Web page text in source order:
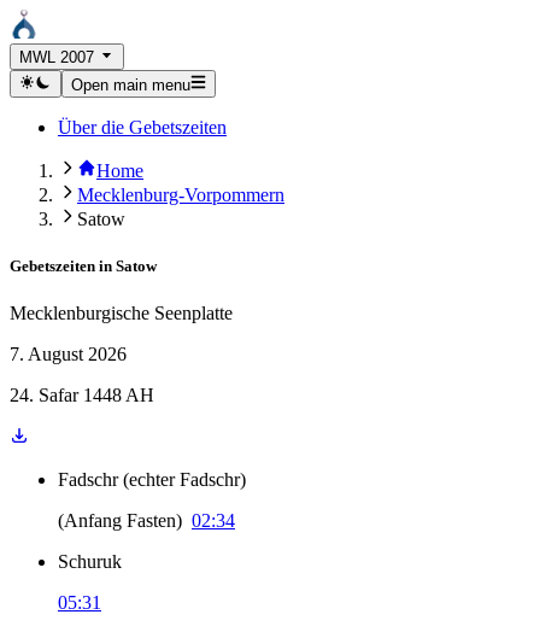
MWL 2007
Open main menu
Über die Gebetszeiten
Home
Mecklenburg-Vorpommern
Satow
Gebetszeiten in Satow
Mecklenburgische Seenplatte
7. August 2026
24. Safar 1448 AH
Fadschr (echter Fadschr)
(Anfang Fasten) 02:34
Schuruk
05:31